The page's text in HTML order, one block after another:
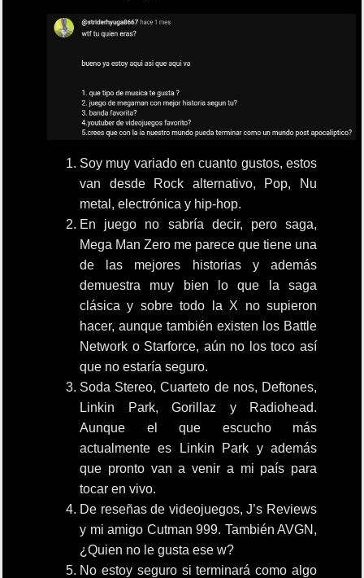
Soy muy variado en cuanto gustos, estos
van desde Rock alternativo, Pop, Nu
metal, electrónica y hip-hop.
En juego no sabría decir, pero saga,
Mega Man Zero me parece que tiene una
de las mejores historias y además
demuestra muy bien lo que la saga
clásica y sobre todo la X no supieron
hacer, aunque también existen los Battle
Network o Starforce, aún no los toco así
que no estaría seguro.
Soda Stereo, Cuarteto de nos, Deftones,
Linkin Park, Gorillaz y Radiohead.
Aunque el que escucho más
actualmente es Linkin Park y además
que pronto van a venir a mi país para
tocar en vivo.
De reseñas de videojuegos, J’s Reviews
y mi amigo Cutman 999. También AVGN,
¿Quien no le gusta ese w?
No estoy seguro si terminará como algo